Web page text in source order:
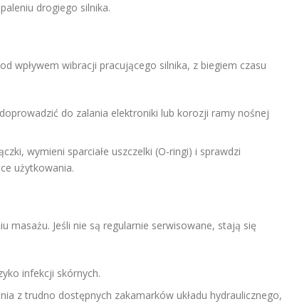
drogiego silnika.
wpływem wibracji pracującego silnika, z biegiem czasu
do zalania elektroniki lub korozji ramy nośnej
wymieni sparciałe uszczelki (O-ringi) i sprawdzi
użytkowania.
masażu. Jeśli nie są regularnie serwisowane, stają się
infekcji skórnych.
z trudno dostępnych zakamarków układu hydraulicznego,